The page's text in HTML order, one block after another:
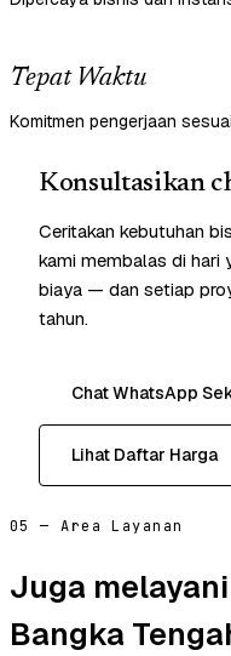
Tepat Waktu
Komitmen pengerjaan
Konsultasikan
Ceritakan kebutuhan
kami membalas di hari
biaya — dan setiap
tahun.
Chat WhatsApp
Lihat Daftar Harga
05 — Area Layanan
Juga
Bangka